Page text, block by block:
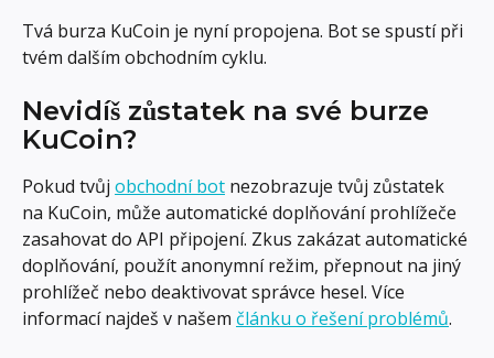
Tvá burza KuCoin je nyní propojena. Bot se spustí při
tvém dalším obchodním cyklu.
Nevidíš zůstatek na své burze
KuCoin?
Pokud tvůj obchodní bot nezobrazuje tvůj zůstatek
na KuCoin, může automatické doplňování prohlížeče
zasahovat do API připojení. Zkus zakázat automatické
doplňování, použít anonymní režim, přepnout na jiný
prohlížeč nebo deaktivovat správce hesel. Více
informací najdeš v našem článku o řešení problémů.